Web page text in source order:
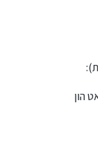
הון